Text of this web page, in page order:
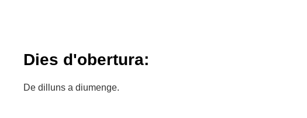
Dies d'obertura:
De dilluns a diumenge.